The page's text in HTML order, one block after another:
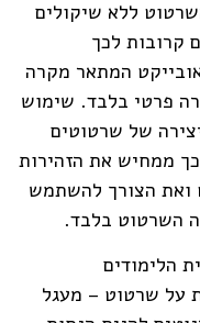
ללא שיקולים
קרובות לכך
המתאר מקרה
פרטי בלבד. שימוש
של שרטוטים
ממחיש את הזהירות
ואת הצורך להשתמש
השרטוט בלבד.
הלימודים
על שרטוט – מעגל